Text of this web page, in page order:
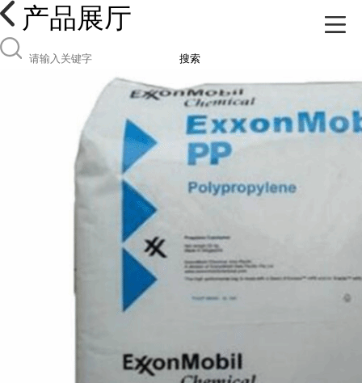
产品展厅
搜索